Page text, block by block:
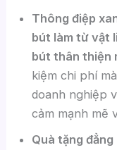
Thông điệp
bút làm từ vật
bút thân thiện
kiệm chi phí
doanh nghiệp
cảm mạnh mẽ
Quà tặng